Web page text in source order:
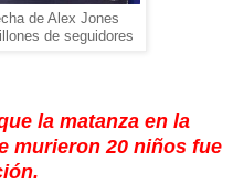
de Alex Jones
de seguidores
la matanza en la
murieron 20 niños fue